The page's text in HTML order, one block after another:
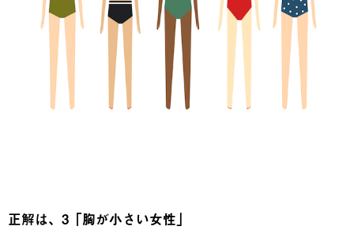
正解は、3「胸が小さい女性」